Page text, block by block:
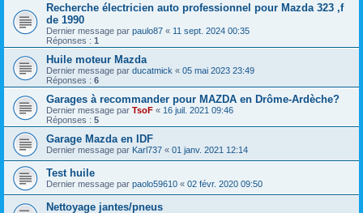
Recherche électricien auto professionnel pour Mazda 323 ,f
de 1990
Dernier message par paulo87 « 11 sept. 2024 00:35
Réponses : 1
Huile moteur Mazda
Dernier message par ducatmick « 05 mai 2023 23:49
Réponses : 6
Garages à recommander pour MAZDA en Drôme-Ardèche?
Dernier message par TsoF « 16 juil. 2021 09:46
Réponses : 5
Garage Mazda en IDF
Dernier message par Karl737 « 01 janv. 2021 12:14
Test huile
Dernier message par paolo59610 « 02 févr. 2020 09:50
Nettoyage jantes/pneus